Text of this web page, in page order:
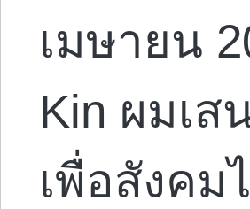
เมษายน
Kin ผมเ
เพื่อสังคม